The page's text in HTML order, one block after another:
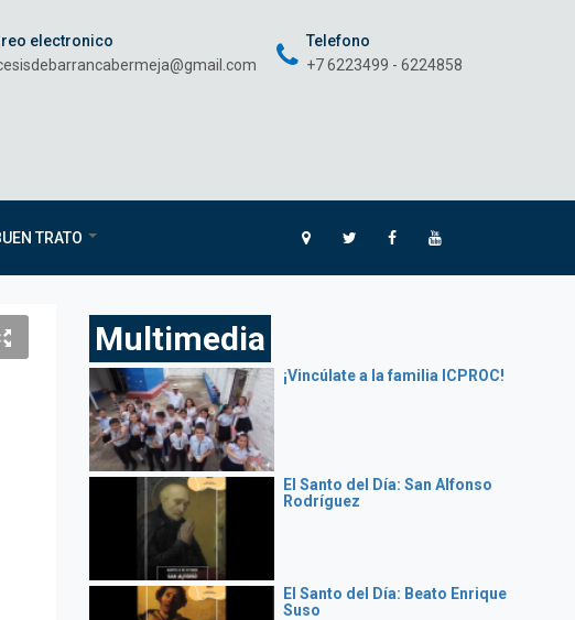
electronico
Telefono
+7 6223499 - 6224858
TRATO
Multimedia
¡Vincúlate a la familia ICPROC!
El Santo del Día: San Alfonso
Rodríguez
El Santo del Día: Beato Enrique
Suso